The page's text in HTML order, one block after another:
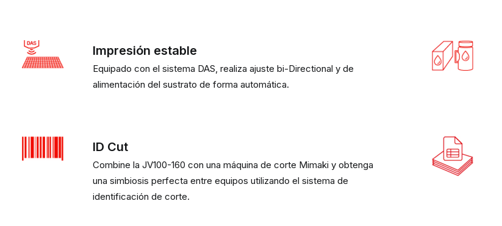
Impresión estable
Equipado con el sistema DAS, realiza ajuste bi-Directional y de
alimentación del sustrato de forma automática.
ID Cut
Combine la JV100-160 con una máquina de corte Mimaki y obtenga
una simbiosis perfecta entre equipos utilizando el sistema de
identificación de corte.